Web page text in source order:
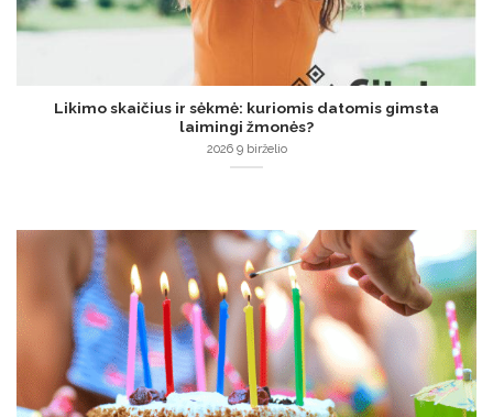
Likimo skaičius ir sėkmė: kuriomis datomis gimsta
laimingi žmonės?
2026 9 birželio